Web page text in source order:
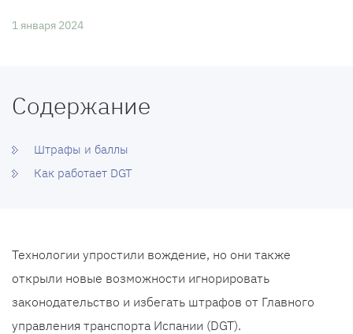
1 января 2024
Содержание
Штрафы и баллы
Как работает DGT
Технологии упростили вождение, но они также
открыли новые возможности игнорировать
законодательство и избегать штрафов от Главного
управления транспорта Испании (DGT).